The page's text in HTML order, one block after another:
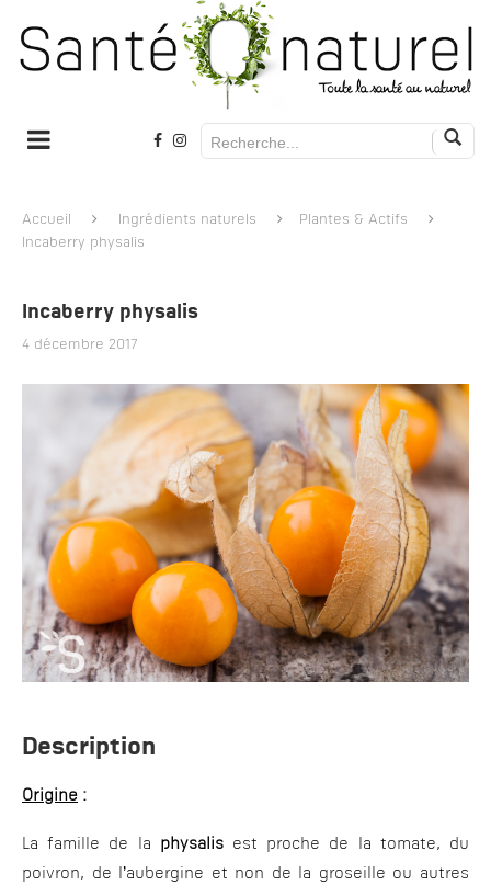
Accueil Ingrédients naturels
Plantes & Actifs
Incaberry physalis
Incaberry physalis
4 décembre 2017
Description
Origine :
La famille de la physalis est proche de la tomate, du
poivron, de l’aubergine et non de la groseille ou autres